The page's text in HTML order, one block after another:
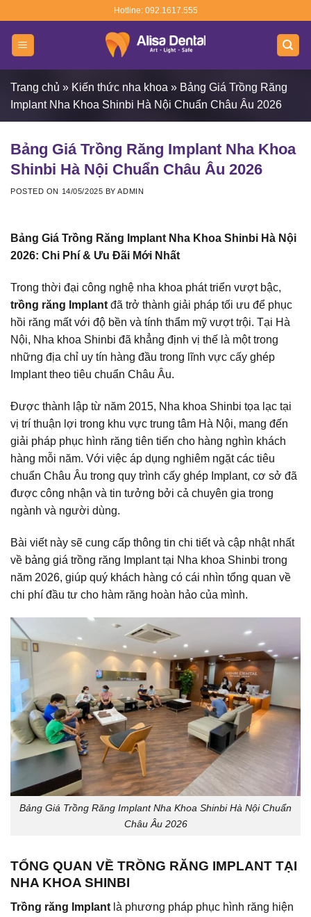
content
Hotline: 092.1617.555
Trang chủ » Kiến thức nha khoa » Bảng Giá Trồng Răng
Implant Nha Khoa Shinbi Hà Nội Chuẩn Châu Âu 2026
Bảng Giá Trồng Răng Implant Nha Khoa
Shinbi Hà Nội Chuẩn Châu Âu 2026
POSTED ON 14/05/2025 BYADMIN
Bảng Giá Trồng Răng Implant Nha Khoa Shinbi Hà Nội
2026: Chi Phí & Ưu Đãi Mới Nhất
Trong thời đại công nghệ nha khoa phát triển vượt bậc,
trồng răng Implant đã trở thành giải pháp tối ưu để phục
hồi răng mất với độ bền và tính thẩm mỹ vượt trội. Tại Hà
Nội, Nha khoa Shinbi đã khẳng định vị thế là một trong
những địa chỉ uy tín hàng đầu trong lĩnh vực cấy ghép
Implant theo tiêu chuẩn Châu Âu.
Được thành lập từ năm 2015, Nha khoa Shinbi tọa lạc tại
vị trí thuận lợi trong khu vực trung tâm Hà Nội, mang đến
giải pháp phục hình răng tiên tiến cho hàng nghìn khách
hàng mỗi năm. Với việc áp dụng nghiêm ngặt các tiêu
chuẩn Châu Âu trong quy trình cấy ghép Implant, cơ sở đã
được công nhận và tin tưởng bởi cả chuyên gia trong
ngành và người dùng.
Bài viết này sẽ cung cấp thông tin chi tiết và cập nhật nhất
về bảng giá trồng răng Implanttại Nha khoa Shinbi trong
năm 2026, giúp quý khách hàng có cái nhìn tổng quan về
chi phí đầu tư cho hàm răng hoàn hảo của mình.
Bảng Giá Trồng Răng Implant Nha Khoa Shinbi Hà Nội Chuẩn
Châu Âu 2026
TỔNG QUAN VỀ TRỒNG RĂNG IMPLANT TẠI
NHA KHOA SHINBI
Trồng răng Implant là phương pháp phục hình răng hiện